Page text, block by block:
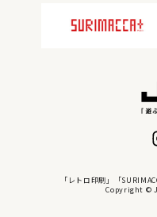
「レトロ印刷」「
Copyright ©